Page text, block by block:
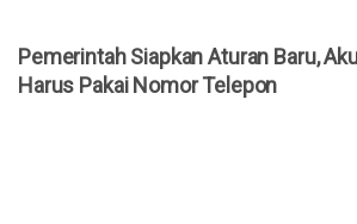
Pemerintah Siapkan Aturan Baru,
Harus Pakai Nomor Telepon